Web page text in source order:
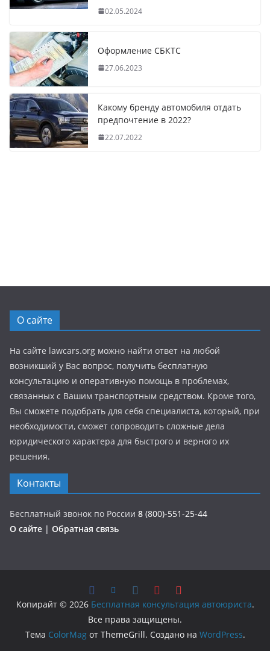
02.05.2024
Оформление СБКТС
27.06.2023
Какому бренду автомобиля отдать
предпочтение в 2022?
22.07.2022
О сайте
На сайте lawcars.org можно найти ответ на любой
возникший у Вас вопрос, получить бесплатную
консультацию и оперативную помощь в проблемах,
связанных с Вашим транспортным средством. Кроме того,
Вы сможете подобрать для себя специалиста, который, при
необходимости, сможет сопроводить сложные дела
юридического характера для быстрого и верного их
решения.
Контакты
Бесплатный звонок по России 8 (800)-551-25-44
О сайте | Обратная связь
Копирайт © 2026 Бесплатная консультация автоюриста.
Все права защищены.
Тема ColorMagот ThemeGrill. Создано на WordPress.